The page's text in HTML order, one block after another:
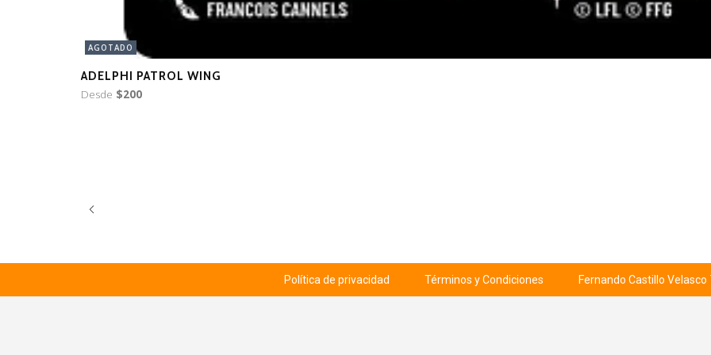
AGOTADO
ADELPHI PATROL WING
Desde $200
Política de privacidad Términos y Condiciones Fernando Castillo Velasco